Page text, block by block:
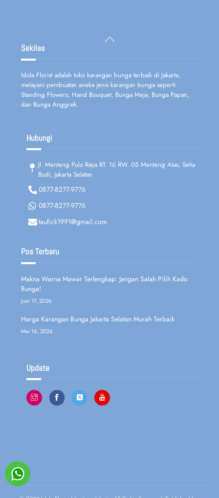
Back
To
Sekilas
Idola Florist adalah toko karangan bunga terbaik di Jakarta,
melayani pembuatan aneka jenis karangan bunga seperti
Standing Flowers, Hand Bouquet, Bunga Meja, Bunga Papan,
dan Bunga Anggrek.
Hubungi
Jl. Menteng Pulo Raya RT. 16 RW. 05 Menteng Atas, Setia
Budi, Jakarta Selatan
0877-8277-9776
0877-8277-9776
taufick1991@gmail.com
Pos Terbaru
Makna Warna Mawar Terlengkap: Jangan Salah Pilih Kado
Bunga!
Juni 17, 2026
Harga Karangan Bunga Jakarta Selatan Murah Terbaik
Mei 16, 2026
Update